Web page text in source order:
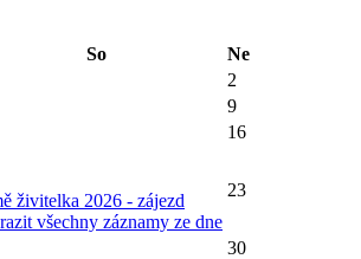
So
Ne
2
9
16
živitelka 2026 - zájezd
všechny záznamy ze dne
23
30